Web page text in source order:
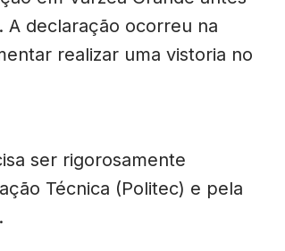
A declaração ocorreu na
realizar uma vistoria no
ser rigorosamente
Técnica (Politec) e pela